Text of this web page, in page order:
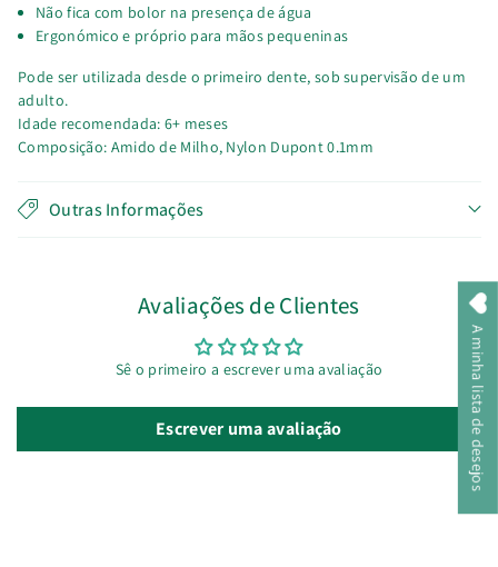
Não fica com bolor na presença de água
Ergonómico e próprio para mãos pequeninas
Pode ser utilizada desde o primeiro dente, sob supervisão de um
adulto.
Idade recomendada: 6+ meses
Composição: Amido de Milho, Nylon Dupont 0.1mm
Outras Informações
Avaliações de Clientes
Sê o primeiro a escrever uma avaliação
Escrever uma avaliação A minha lista de desejos